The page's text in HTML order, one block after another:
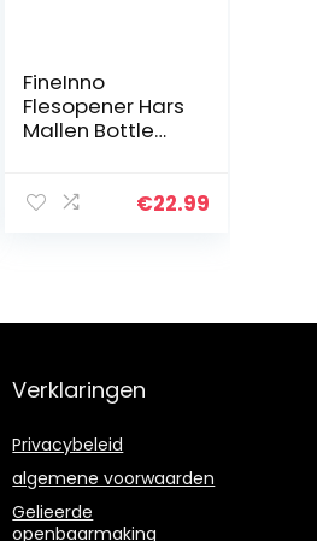
FineInno
Flesopener Hars
Mallen Bottle
Opener Siliconen
€22.99
Verklaringen
Privacybeleid
algemene voorwaarden
Gelieerde
openbaarmaking